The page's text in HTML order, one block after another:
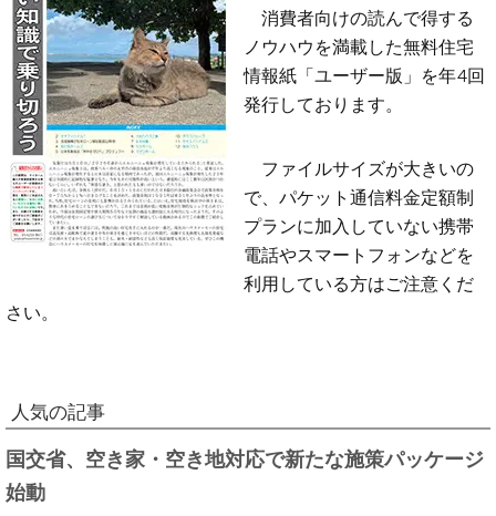
消費者向けの読んで得する
ノウハウを満載した無料住宅
情報紙「ユーザー版」を年4回
発行しております。
ファイルサイズが大きいの
で、パケット通信料金定額制
プランに加入していない携帯
電話やスマートフォンなどを
利用している方はご注意くだ
さい。
人気の記事
国交省、空き家・空き地対応で新たな施策パッケージ
始動